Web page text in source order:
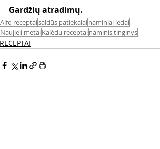
Gardžių atradimų.
Alfo receptaisaldūs patiekalainaminiai ledai
Naujieji metaiKalėdų receptainaminis tinginys
RECEPTAI